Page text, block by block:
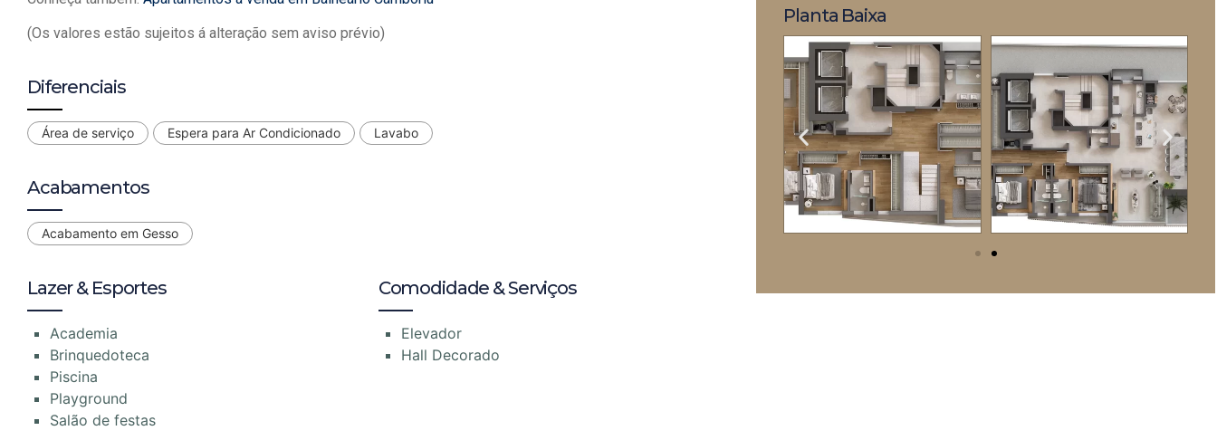
(Os valores estão sujeitos á alteração sem aviso prévio)
Diferenciais
Área de serviço Espera para Ar Condicionado Lavabo
Acabamentos
Acabamento em Gesso
Lazer & Esportes
Academia
Brinquedoteca
Piscina
Playground
Salão de festas
Comodidade & Serviços
Elevador
Hall Decorado
Planta Baixa